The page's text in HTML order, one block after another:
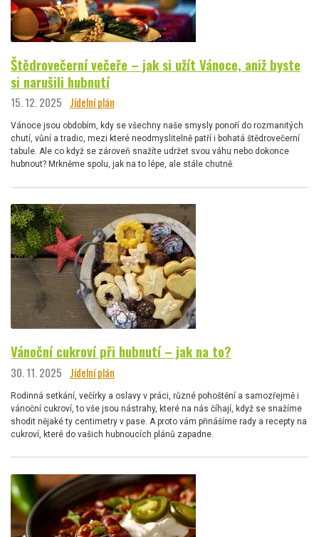
Štědrovečerní večeře – jak si užít Vánoce, aniž byste
si narušili hubnutí
15. 12. 2025 Jídelní plán
Vánoce jsou obdobím, kdy se všechny naše smysly ponoří do rozmanitých
chutí, vůní a tradic, mezi které neodmyslitelně patří i bohatá štědrovečerní
tabule. Ale co když se zároveň snažíte udržet svou váhu nebo dokonce
hubnout? Mrkněme spolu, jak na to lépe, ale stále chutně.
Vánoční cukroví při hubnutí – jak na to?
30. 11. 2025 Jídelní plán
Rodinná setkání, večírky a oslavy v práci, různé pohoštění a samozřejmě i
vánoční cukroví, to vše jsou nástrahy, které na nás číhají, když se snažíme
shodit nějaké ty centimetry v pase. A proto vám přinášíme rady a recepty na
cukroví, které do vašich hubnoucích plánů zapadne.